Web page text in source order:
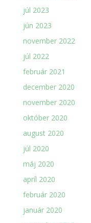
júl 2023
jún 2023
november 2022
júl 2022
február 2021
december 2020
november 2020
október 2020
august 2020
júl 2020
máj 2020
apríl 2020
február 2020
január 2020